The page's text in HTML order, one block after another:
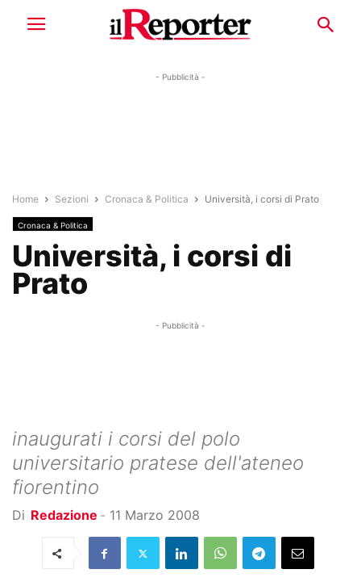
- Pubblicità -
Home Sezioni Cronaca & Politica Università, i corsi di Prato
Cronaca & Politica
Università, i corsi di
Prato
- Pubblicità -
inaugurati i corsi del polo
universitario pratese dell'ateneo
fiorentino
Di Redazione - 11 Marzo 2008